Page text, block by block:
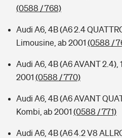
(0588 / 768)
Audi A6, 4B (A6 2.4
Limousine, ab 2001 (0588 /
Audi A6, 4B (A6 AVANT 2.4),
2001 (0588 / 770)
Audi A6, 4B (A6 AVANT
Kombi, ab 2001 (0588 / 771)
Audi A6, 4B (A6 4.2 V8